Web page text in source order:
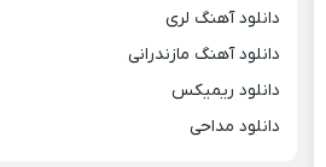
دانلود آهنگ لری
دانلود آهنگ مازندرانی
دانلود ریمیکس
دانلود مداحی